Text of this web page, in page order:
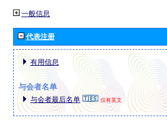
一般信息
代表注册
有用信息
与会者名单
与会者最后名单 仅有英文